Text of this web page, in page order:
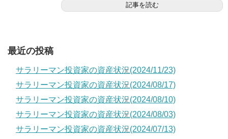
記事を読む
最近の投稿
サラリーマン投資家の資産状況(2024/11/23)
サラリーマン投資家の資産状況(2024/08/17)
サラリーマン投資家の資産状況(2024/08/10)
サラリーマン投資家の資産状況(2024/08/03)
サラリーマン投資家の資産状況(2024/07/13)